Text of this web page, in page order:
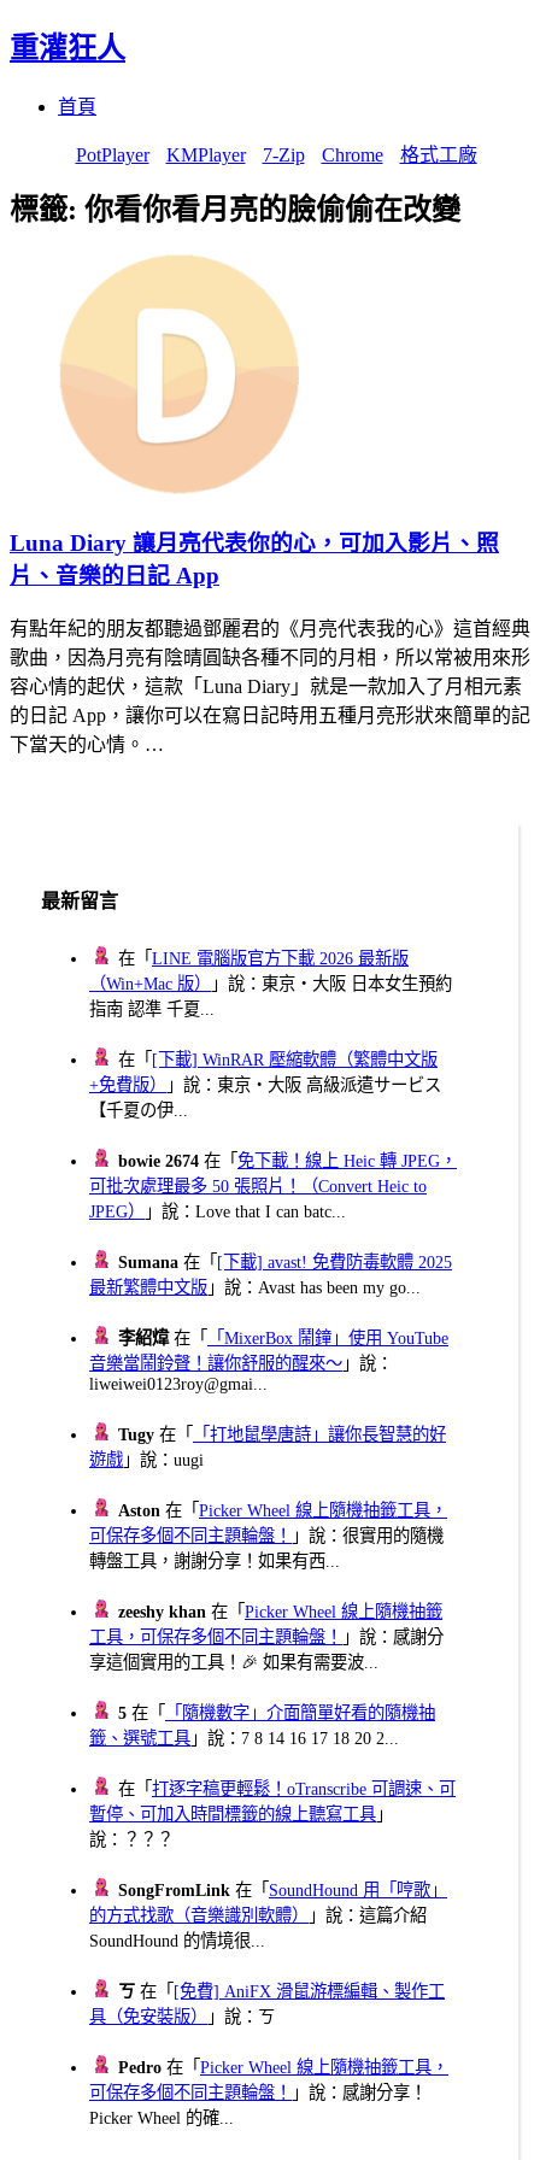
重灌狂人
首頁
PotPlayer KMPlayer 7-Zip Chrome 格式工廠
標籤: 你看你看月亮的臉偷偷在改變
Luna Diary 讓月亮代表你的心，可加入影片、照
片、音樂的日記 App
有點年紀的朋友都聽過鄧麗君的《月亮代表我的心》這首經典
歌曲，因為月亮有陰晴圓缺各種不同的月相，所以常被用來形
容心情的起伏，這款「Luna Diary」就是一款加入了月相元素
的日記 App，讓你可以在寫日記時用五種月亮形狀來簡單的記
下當天的心情。…
最新留言
在「LINE 電腦版官方下載 2026 最新版
（Win+Mac 版）
」說：東京・大阪 日本女生預約
指南 認準 千夏...
在「 [下載] WinRAR 壓縮軟體（繁體中文版
+免費版）
」說：東京・大阪 高級派遣サービス
【千夏の伊...
bowie 2674 在「免下載！線上 Heic 轉 JPEG，
可批次處理最多 50 張照片！（Convert Heic to
JPEG）
」說：Love that I can batc...
Sumana 在「 [下載] avast! 免費防毒軟體 2025
最新繁體中文版 」說：Avast has been my go...
李紹煒在「
「MixerBox 鬧鐘」使用 YouTube
音樂當鬧鈴聲！讓你舒服的醒來～ 」說：
liweiwei0123roy@gmai...
Tugy 在「
「打地鼠學唐詩」讓你長智慧的好
遊戲 」說：uugi
Aston 在「Picker Wheel 線上隨機抽籤工具，
可保存多個不同主題輪盤！
」說：很實用的隨機
轉盤工具，謝謝分享！如果有西...
zeeshy khan 在「Picker Wheel 線上隨機抽籤
工具，可保存多個不同主題輪盤！
」說：感謝分
享這個實用的工具！🎉 如果有需要波...
5 在「
「隨機數字」介面簡單好看的隨機抽
籤、選號工具 」說：7 8 14 16 17 18 20 2...
在「打逐字稿更輕鬆！oTranscribe 可調速、可
暫停、可加入時間標籤的線上聽寫工具 」
說：？？？
SongFromLink 在「 SoundHound 用「哼歌」
的方式找歌（音樂識別軟體）
」說：這篇介紹
SoundHound 的情境很...
ㄎ 在「 [免費] AniFX 滑鼠游標編輯、製作工
具（免安裝版）
」說：ㄎ
Pedro 在「Picker Wheel 線上隨機抽籤工具，
可保存多個不同主題輪盤！
」說：感謝分享！
Picker Wheel 的確...